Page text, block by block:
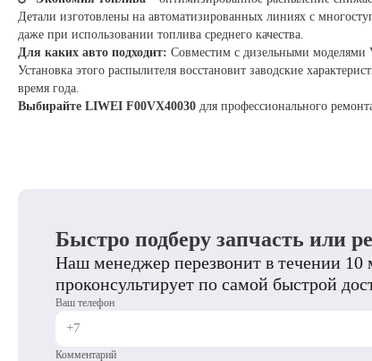
Детали изготовлены на автоматизированных линиях с
даже при использовании топлива среднего качества.
Для каких авто подходит: Совместим с дизельными моделями
Установка этого распылителя восстановит заводские
время года.
Выбирайте LIWEI F00VX40030 для профессионального
Быстро подберу запчасть или
Наш менеджер перезвонит в течении 10
проконсультирует по самой быстрой
Ваш телефон
Комментарий